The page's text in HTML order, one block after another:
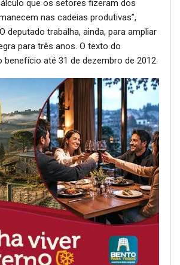
que os setores fizeram dos
nas cadeias produtivas”,
deputado trabalha, ainda, para ampliar
para três anos. O texto do
benefício até 31 de dezembro de 2012.